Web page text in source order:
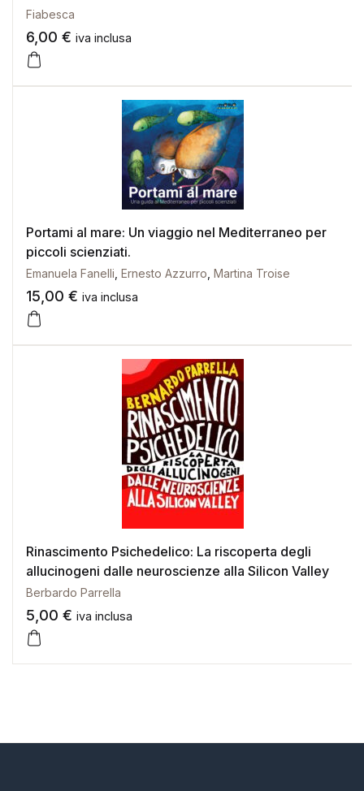
Fiabesca
6,00 € iva inclusa
Portami al mare: Un viaggio nel Mediterraneo per
piccoli scienziati.
Emanuela Fanelli Ernesto Azzurro Martina Troise
15,00 € iva inclusa
Rinascimento Psichedelico: La riscoperta degli
allucinogeni dalle neuroscienze alla Silicon Valley
Berbardo Parrella
5,00 € iva inclusa